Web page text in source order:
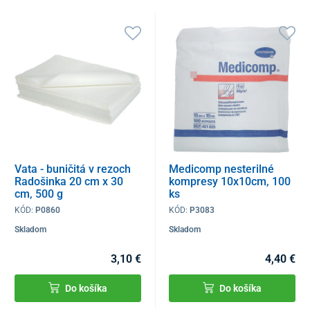
Vata - buničitá v rezoch
Radošinka 20 cm x 30
cm, 500 g
KÓD: P0860
Skladom
3,10 €
Do košíka
Medicomp nesterilné
kompresy 10x10cm, 100
ks
KÓD: P3083
Skladom
4,40 €
Do košíka